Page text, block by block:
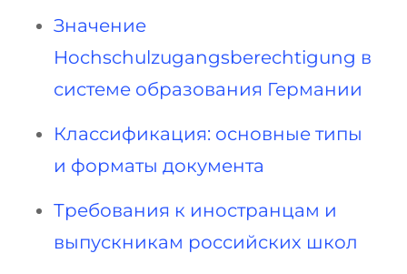
Значение
Hochschulzugangsberechtigung в
системе образования Германии
Классификация: основные типы
и форматы документа
Требования к иностранцам и
выпускникам российских школ